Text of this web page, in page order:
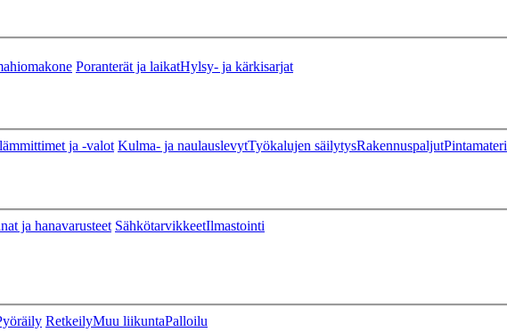
Poranterät ja laikatHylsy- ja kärkisarjat
ja -valot Kulma- ja naulauslevytTyökalujen säilytysRakennuspaljut
ja hanavarusteet SähkötarvikkeetIlmastointi
RetkeilyMuu liikuntaPalloilu